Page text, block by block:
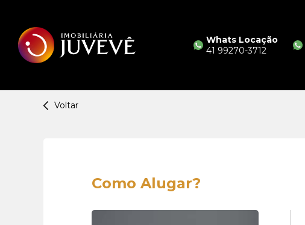
Whats Locação
41 99270-3712
Voltar
Como Alugar?